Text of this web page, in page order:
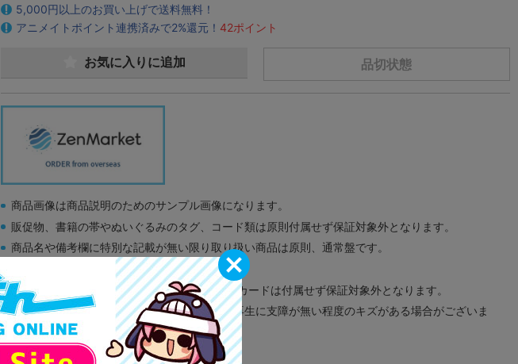
5,000円以上のお買い上げで送料無料！
アニメイトポイント連携済みで2%還元！ 42ポイント
品切状態
お気に入りに追加
商品画像は商品説明のためのサンプル画像になります。
販促物、書籍の帯やぬいぐるみのタグ、コード類は原則付属せず保証対象外となります。
商品名や備考欄に特別な記載が無い限り取り扱い商品は原則、通常盤です。
「電池」は原則として保証対象外となります。
ゲーム機本体には、SDカードなどのメモリーカードは付属せず保証対象外となります。
ディスク類の読み取り面のキズに関しまして再生に支障が無い程度のキズがある場合がございま
す。
※詳細につきましてはコチラ